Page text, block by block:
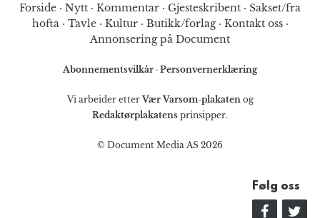
Forside · Nytt · Kommentar · Gjesteskribent · Sakset/fra
hofta· Tavle· Kultur· Butikk/forlag· Kontakt oss·
Annonsering på Document
Abonnementsvilkår · Personvernerklæring
Vi arbeider etterVær Varsom-plakaten og
Redaktørplakatens prinsipper.
© Document Media AS 2026
Følg oss